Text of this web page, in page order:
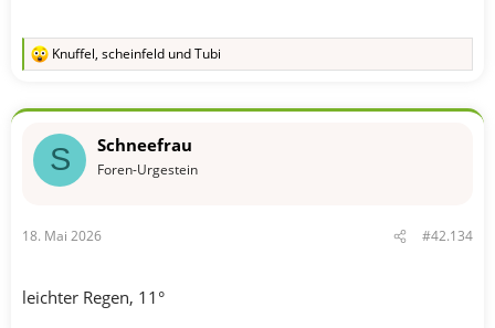
R
k
o
:
Knuffel, scheinfeld undTubi
S Schneefrau
Foren-Urgestein
18. Mai 2026 #42.134
leichter Regen, 11°